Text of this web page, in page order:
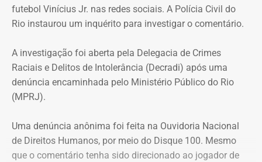
público, a eficiência e a segurança jurídica de suas
operações.
Prazos rigorosos para certificação
obrigatória
cronograma rígido aos nomeados que ainda não
possuem a certificação profissional exigida por lei:
futebol Vinícius Jr. nas redes sociais. A Polícia Civil do
Rio instaurou um inquérito para investigar o comentário.
A investigação foi aberta pela Delegacia de Crimes
Raciais e Delitos de Intolerância (Decradi) após uma
denúncia encaminhada pelo Ministério Público do Rio
(MPRJ).
Uma denúncia anônima foi feita na Ouvidoria Nacional
de Direitos Humanos, por meio do Disque 100. Mesmo
que o comentário tenha sido direcionado ao jogador de